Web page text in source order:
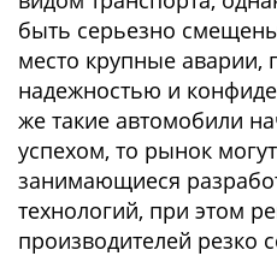
быть серьезно
место крупные аварии,
надежностью и
же такие автомобили
успехом, то рынок
занимающиеся
технологий, при этом
производителей резко